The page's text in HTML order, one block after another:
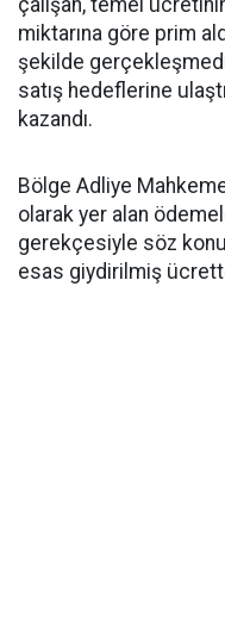
çalışan, temel
miktarına göre prim
şekilde
satış hedeflerine
kazandı.
Bölge Adliye
olarak yer alan
gerekçesiyle söz
esas giydirilmiş